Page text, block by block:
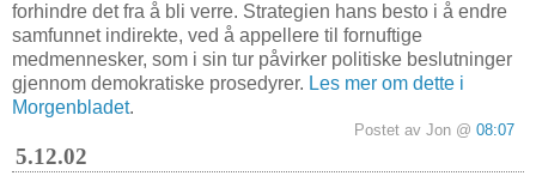
forhindre det fra å bli verre. Strategien hans besto i å endre
samfunnet indirekte, ved å appellere til fornuftige
medmennesker, som i sin tur påvirker politiske beslutninger
gjennom demokratiske prosedyrer. Les mer om dette i
Morgenbladet.
Postet av Jon @ 08:07
5.12.02